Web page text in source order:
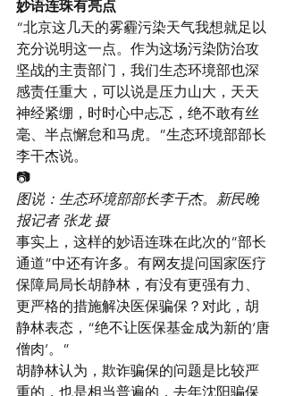
妙语连珠有亮点
“北京这几天的雾霾污染天气我想就足以
充分说明这一点。作为这场污染防治攻
坚战的主责部门，我们生态环境部也深
感责任重大，可以说是压力山大，天天
神经紧绷，时时心中忐忑，绝不敢有丝
毫、半点懈怠和马虎。”生态环境部部长
李干杰说。
📷
图说：生态环境部部长李干杰。新民晚
报记者 张龙 摄
事实上，这样的妙语连珠在此次的“部长
通道”中还有许多。有网友提问国家医疗
保障局局长胡静林，有没有更强有力、
更严格的措施解决医保骗保？对此，胡
静林表态，“绝不让医保基金成为新的‘唐
僧肉’。”
胡静林认为，欺诈骗保的问题是比较严
重的，也是相当普遍的，去年沈阳骗保